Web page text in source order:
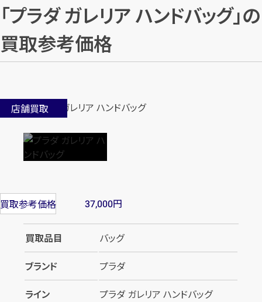
「プラダ ガレリア ハンドバッグ」の
買取参考価格
店舗買取
買取参考価格 37,000円
買取品目
バッグ
ブランド
プラダ
ライン
プラダ ガレリア ハンドバッグ